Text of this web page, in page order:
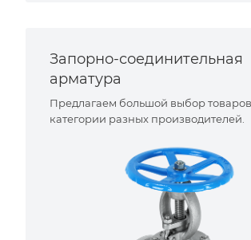
Запорно-соединительная
арматура
Предлагаем большой выбор товаров
категории разных производителей.